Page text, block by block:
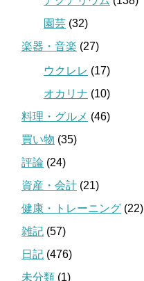
園芸 (32)
楽器・音楽 (27)
ウクレレ (17)
オカリナ (10)
料理・グルメ (46)
買い物 (35)
評論 (24)
資産・会計 (21)
健康・トレーニング (22)
雑記 (57)
日記 (476)
未分類 (1)